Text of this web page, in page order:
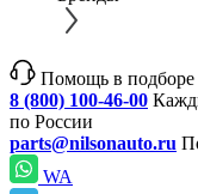
Помощь в подборе
8 (800) 100-46-00
по России
parts@nilsonauto.ru
WA